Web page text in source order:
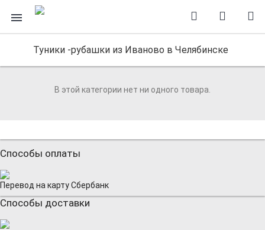
Туники -рубашки из Иваново в Челябинске
В этой категории нет ни одного товара.
Способы оплаты
Перевод на карту Сбербанк
Способы доставки